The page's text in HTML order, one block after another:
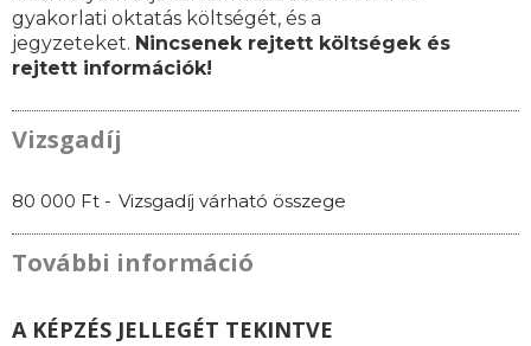
gyakorlati oktatás költségét, és a
jegyzeteket. Nincsenek rejtett költségek és
rejtett információk!
Vizsgadíj
80 000 Ft - Vizsgadíj várható összege
További információ
A KÉPZÉS JELLEGÉT TEKINTVE